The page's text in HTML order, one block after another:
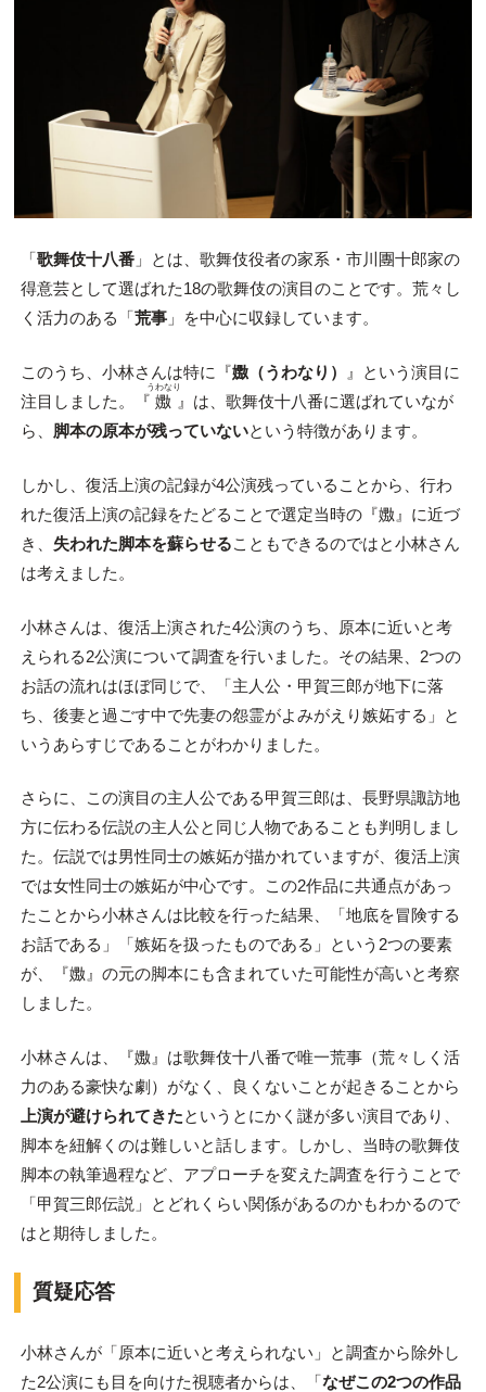
「歌舞伎十八番」とは、歌舞伎役者の家系・市川團十郎家の
得意芸として選ばれた18の歌舞伎の演目のことです。荒々し
く活力のある「荒事」を中心に収録しています。
このうち、小林さんは特に『嫐（うわなり）
』という演目に
注目しました。『 嫐
うわなり
』は、歌舞伎十八番に選ばれていなが
ら、 脚本の原本が残っていないという特徴があります。
しかし、復活上演の記録が4公演残っていることから、行わ
れた復活上演の記録をたどることで選定当時の『嫐』に近づ
き、 失われた脚本を蘇らせることもできるのではと小林さん
は考えました。
小林さんは、復活上演された4公演のうち、原本に近いと考
えられる2公演について調査を行いました。その結果、2つの
お話の流れはほぼ同じで、「主人公・甲賀三郎が地下に落
ち、後妻と過ごす中で先妻の怨霊がよみがえり嫉妬する」と
いうあらすじであることがわかりました。
さらに、この演目の主人公である甲賀三郎は、長野県諏訪地
方に伝わる伝説の主人公と同じ人物であることも判明しまし
た。伝説では男性同士の嫉妬が描かれていますが、復活上演
では女性同士の嫉妬が中心です。この2作品に共通点があっ
たことから小林さんは比較を行った結果、「地底を冒険する
お話である」「嫉妬を扱ったものである」という2つの要素
が、『嫐』の元の脚本にも含まれていた可能性が高いと考察
しました。
小林さんは、『嫐』は歌舞伎十八番で唯一荒事（荒々しく活
力のある豪快な劇）がなく、良くないことが起きることから
上演が避けられてきたというとにかく謎が多い演目であり、
脚本を紐解くのは難しいと話します。しかし、当時の歌舞伎
脚本の執筆過程など、アプローチを変えた調査を行うことで
「甲賀三郎伝説」とどれくらい関係があるのかもわかるので
はと期待しました。
質疑応答
小林さんが「原本に近いと考えられない」と調査から除外し
た2公演にも目を向けた視聴者からは、「なぜこの2つの作品